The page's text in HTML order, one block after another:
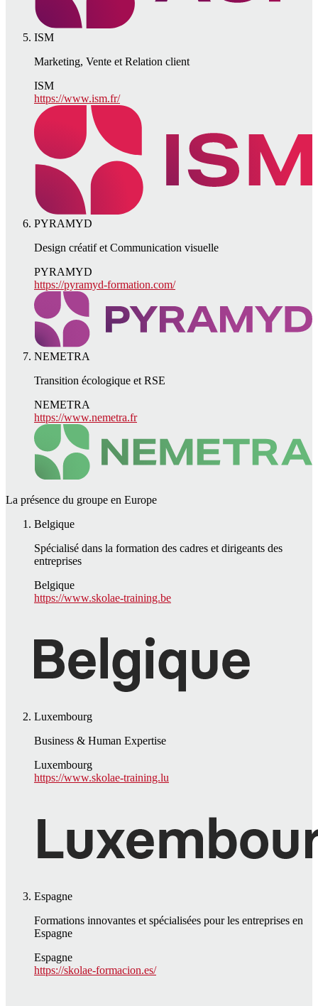
ISM
Marketing, Vente et Relation client
ISM
https://www.ism.fr/
PYRAMYD
Design créatif et Communication visuelle
PYRAMYD
https://pyramyd-formation.com/
NEMETRA
Transition écologique et RSE
NEMETRA
https://www.nemetra.fr
La présence du groupe en Europe
Belgique
Spécialisé dans la formation des cadres et dirigeants des
entreprises
Belgique
https://www.skolae-training.be
Luxembourg
Business & Human Expertise
Luxembourg
https://www.skolae-training.lu
Espagne
Formations innovantes et spécialisées pour les entreprises en
Espagne
Espagne
https://skolae-formacion.es/